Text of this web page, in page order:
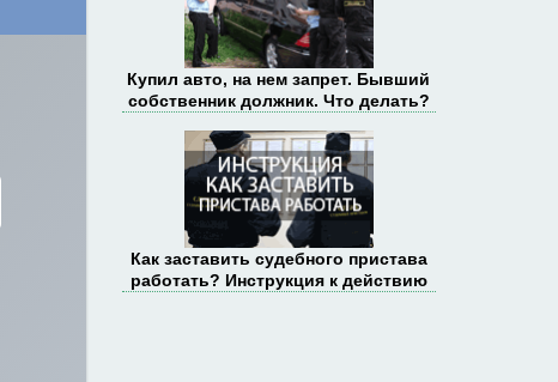
Купил авто, на нем запрет. Бывший
собственник должник. Что делать?
Как заставить судебного пристава
работать? Инструкция к действию